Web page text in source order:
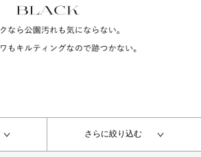
さらに絞り込む